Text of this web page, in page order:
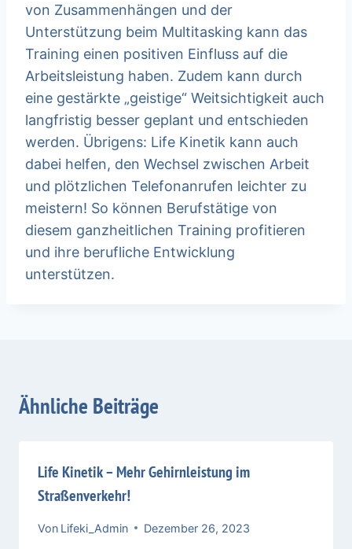
von Zusammenhängen und der
Unterstützung beim Multitasking kann das
Training einen positiven Einfluss auf die
Arbeitsleistung haben. Zudem kann durch
eine gestärkte „geistige“ Weitsichtigkeit auch
langfristig besser geplant und entschieden
werden. Übrigens: Life Kinetik kann auch
dabei helfen, den Wechsel zwischen Arbeit
und plötzlichen Telefonanrufen leichter zu
meistern! So können Berufstätige von
diesem ganzheitlichen Training profitieren
und ihre berufliche Entwicklung
unterstützen.
Ähnliche Beiträge
Life Kinetik – Mehr Gehirnleistung im
Straßenverkehr!
Von Lifeki_Admin Dezember 26, 2023